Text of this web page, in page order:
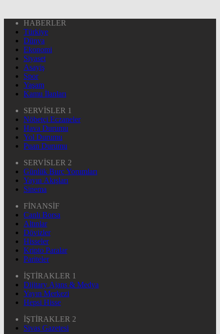
HABERLER
Türkiye
Dünya
Ekonomi
Siyaset
Asayiş
Spor
Yaşam
Kamu İlanları
SERVİSLER 1
Nöbetçi Eczaneler
Hava Durumu
Yol Durumu
Puan Durumu
SERVİSLER 2
Günlük Burç Yorumları
Yayın Akışları
Sinema
FİNANSİF
Canlı Borsa
Altınlar
Dövizler
Hisseler
Kripto Paralar
Pariteler
İŞTİRAKLER 1
Dijitary Ajans & Medya
Yayın Merkezi
Hepsi Hisse
İŞTİRAKLER 2
Sivas Gazetesi